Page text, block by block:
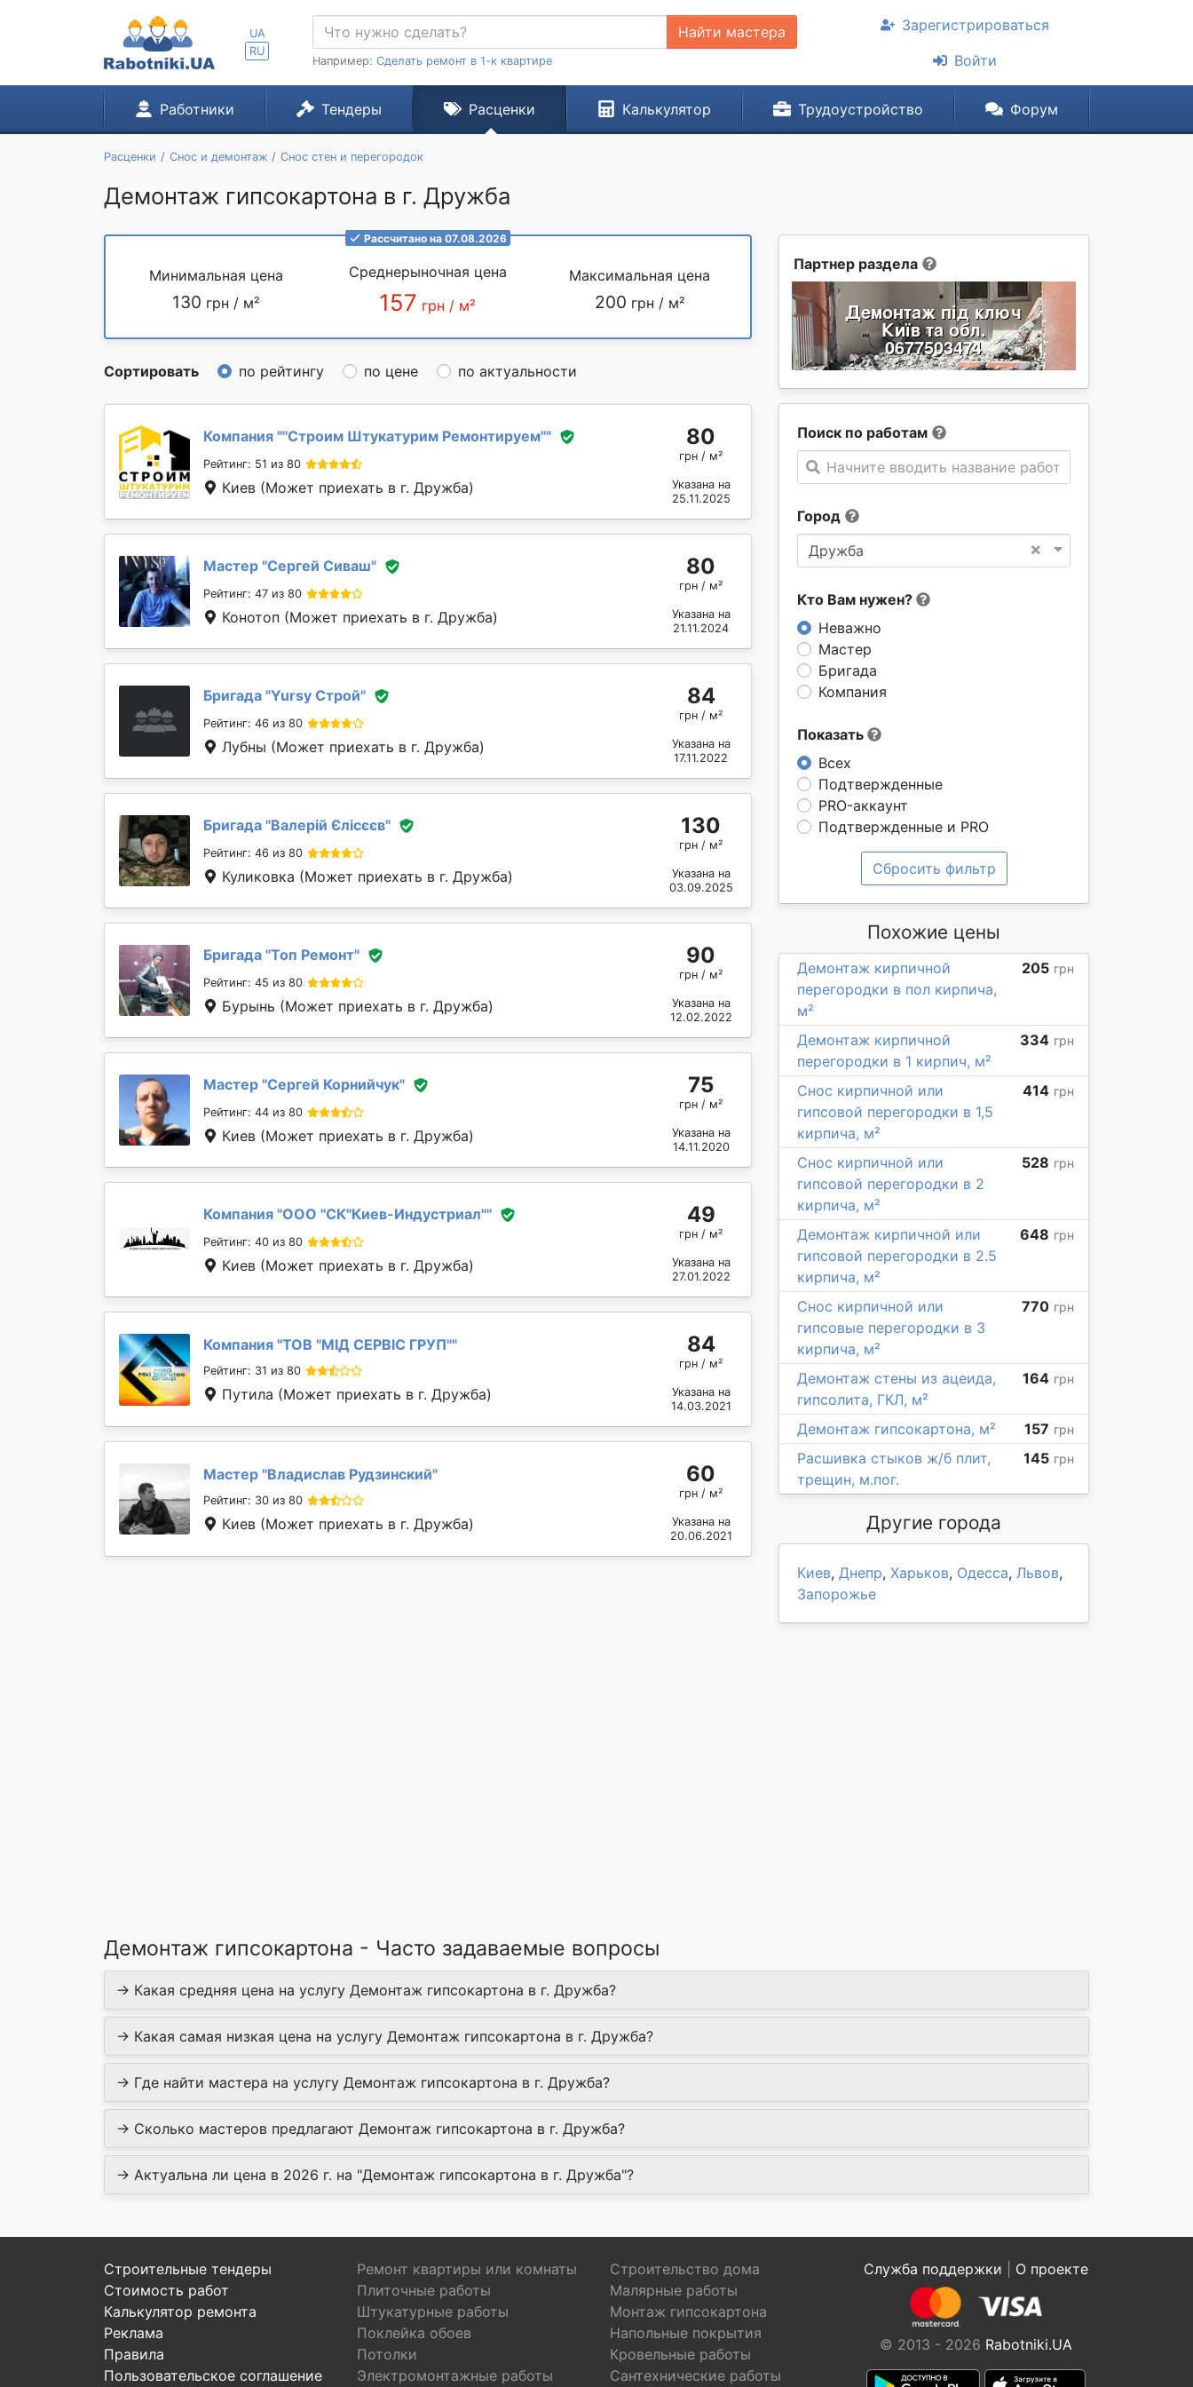
UA
RU
Найти мастера
Например: Сделать ремонт в 1-к квартире
Зарегистрироваться
Войти
Работники Тендеры Расценки Калькулятор Трудоустройство Форум
Расценки Снос и демонтаж Снос стен и перегородок
Демонтаж гипсокартона в г. Дружба
Партнер раздела
Поиск по работам
Начните вводить название работы
Город
×
Дружба
Кто Вам нужен?
Неважно
Мастер
Бригада
Компания
Показать
Всех
Подтвержденные
PRO-аккаунт
Подтвержденные и PRO
Сбросить фильтр
Рассчитано на 07.08.2026
Минимальная цена
130 грн / м²
Среднерыночная цена
157 грн / м²
Максимальная цена
200 грн / м²
Сортировать по рейтингу по цене по актуальности
Компания "''Строим Штукатурим Ремонтируем''"
Рейтинг: 51 из 80
Киев (Может приехать в г. Дружба)
80
грн / м²
Указана на
25.11.2025
Мастер "Сергей Сиваш"
Рейтинг: 47 из 80
Конотоп (Может приехать в г. Дружба)
80
грн / м²
Указана на
21.11.2024
Бригада "Yursy Строй"
Рейтинг: 46 из 80
Лубны (Может приехать в г. Дружба)
84
грн / м²
Указана на
17.11.2022
Бригада "Валерій Єлісєєв"
Рейтинг: 46 из 80
Куликовка (Может приехать в г. Дружба)
130
грн / м²
Указана на
03.09.2025
Бригада "Топ Ремонт"
Рейтинг: 45 из 80
Бурынь (Может приехать в г. Дружба)
90
грн / м²
Указана на
12.02.2022
Мастер "Сергей Корнийчук"
Рейтинг: 44 из 80
Киев (Может приехать в г. Дружба)
75
грн / м²
Указана на
14.11.2020
Компания "ООО "СК"Киев-Индустриал""
Рейтинг: 40 из 80
Киев (Может приехать в г. Дружба)
49
грн / м²
Указана на
27.01.2022
Компания "ТОВ "МІД СЕРВІС ГРУП""
Рейтинг: 31 из 80
Путила (Может приехать в г. Дружба)
84
грн / м²
Указана на
14.03.2021
Мастер "Владислав Рудзинский"
Рейтинг: 30 из 80
Киев (Может приехать в г. Дружба)
60
грн / м²
Указана на
20.06.2021
Похожие цены
Демонтаж кирпичной
перегородки в пол кирпича,
м²
205 грн
Демонтаж кирпичной
перегородки в 1 кирпич, м²
334 грн
Снос кирпичной или
гипсовой перегородки в 1,5
кирпича, м²
414 грн
Снос кирпичной или
гипсовой перегородки в 2
кирпича, м²
528 грн
Демонтаж кирпичной или
гипсовой перегородки в 2.5
кирпича, м²
648 грн
Снос кирпичной или
гипсовые перегородки в 3
кирпича, м²
770 грн
Демонтаж стены из ацеида,
гипсолита, ГКЛ, м²
164 грн
Демонтаж гипсокартона, м² 157 грн
Расшивка стыков ж/б плит,
трещин, м.пог.
145 грн
Другие города
Киев, Днепр, Харьков, Одесса, Львов,
Запорожье
Демонтаж гипсокартона - Часто задаваемые вопросы
→ Какая средняя цена на услугу Демонтаж гипсокартона в г. Дружба?
→ Какая самая низкая цена на услугу Демонтаж гипсокартона в г. Дружба?
→ Где найти мастера на услугу Демонтаж гипсокартона в г. Дружба?
→ Сколько мастеров предлагают Демонтаж гипсокартона в г. Дружба?
→ Актуальна ли цена в 2026 г. на "Демонтаж гипсокартона в г. Дружба"?
Строительные тендеры
Стоимость работ
Калькулятор ремонта
Реклама
Правила
Пользовательское соглашение
Ремонт квартиры или комнаты
Строительство дома
Плиточные работы
Малярные работы
Штукатурные работы
Монтаж гипсокартона
Поклейка обоев
Напольные покрытия
Потолки
Кровельные работы
Электромонтажные работы
Сантехнические работы
Служба поддержки О проекте
© 2013 - 2026 Rabotniki.UA